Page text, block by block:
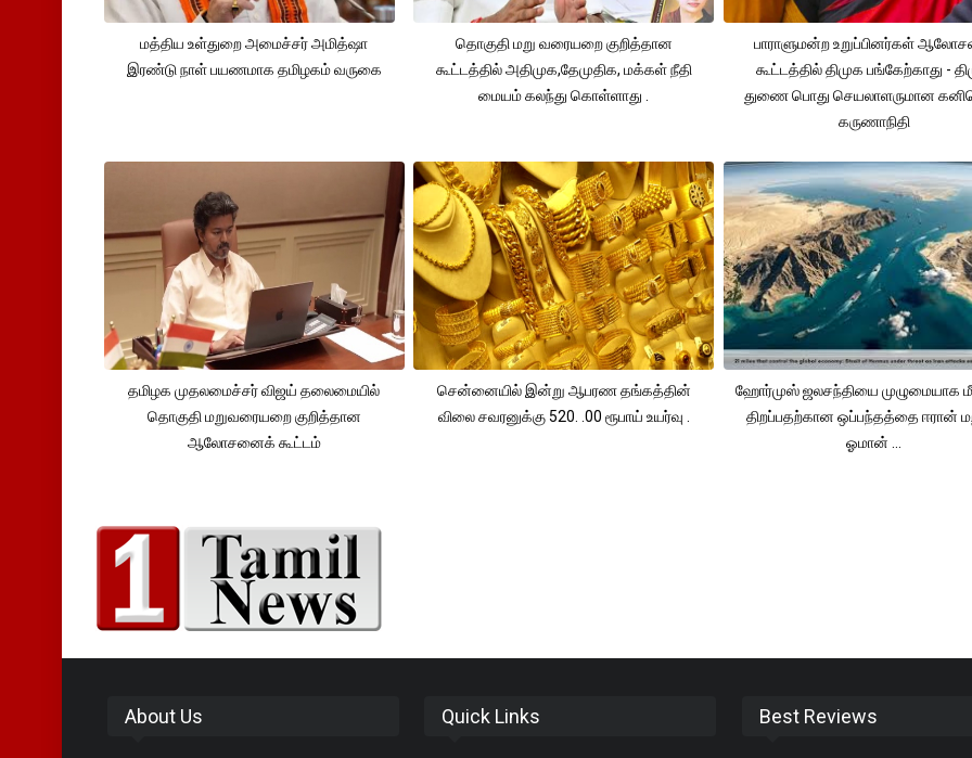
மத்திய உள்துறை அமைச்சர் அமித்ஷா
இரண்டு நாள் பயணமாக தமிழகம் வருகை
தொகுதி மறு வரையறை குறித்தான
கூட்டத்தில் அதிமுக,தேமுதிக, மக்கள் நீதி
மையம் கலந்து கொள்ளாது .
பாராளுமன்ற உறுப்பினர்கள்
கூட்டத்தில் திமுக பங்கேற்காது -
துணை பொது செயலாளருமான
கருணாநிதி
தமிழக முதலமைச்சர் விஜய் தலைமையில்
தொகுதி மறுவரையறை குறித்தான
ஆலோசனைக் கூட்டம்
சென்னையில் இன்று ஆபரண தங்கத்தின்
விலை சவரனுக்கு 520. .00 ரூபாய் உயர்வு .
ஹோர்முஸ் ஜலசந்தியை முழுமையாக
திறப்பதற்கான ஒப்பந்தத்தை ஈரான்
ஓமான் ...
About Us Quick Links Best Reviews